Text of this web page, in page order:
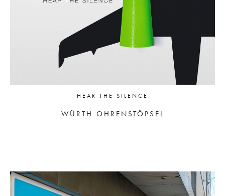
HEAR THE SILENCE
WÜRTH OHRENSTÖPSEL